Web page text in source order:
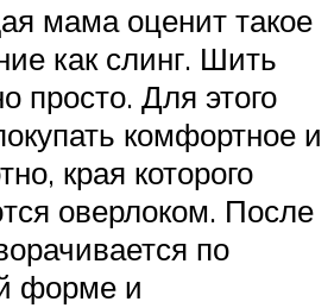
мама оценит такое
как слинг. Шить
просто. Для этого
комфортное и
края которого
оверлоком. После
по
форме и